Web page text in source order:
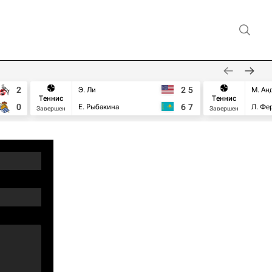
2
0
Теннис
Завершен
Э. Ли
Е. Рыбакина
2 5
6 7
Теннис
Завершен
М.
Л.